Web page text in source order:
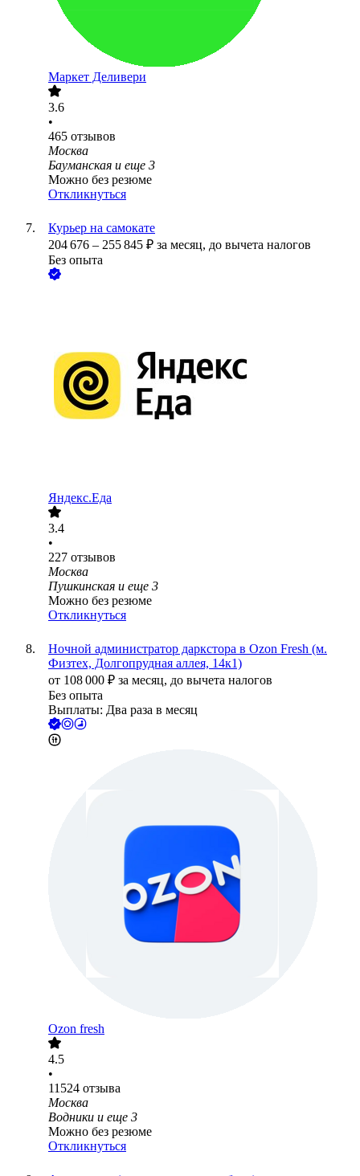
Маркет Деливери
3.6
•
465 отзывов
Москва
Бауманская и еще 3
Можно без резюме
Откликнуться
Курьер на самокате
204 676 – 255 845 ₽ за месяц, до вычета налогов
Без опыта
Яндекс.Еда
3.4
•
227 отзывов
Москва
Пушкинская и еще 3
Можно без резюме
Откликнуться
Ночной администратор даркстора в Ozon Fresh (м.
Физтех, Долгопрудная аллея, 14к1)
от 108 000 ₽ за месяц, до вычета налогов
Без опыта
Выплаты: Два раза в месяц
Ozon fresh
4.5
•
11524 отзыва
Москва
Водники и еще 3
Можно без резюме
Откликнуться